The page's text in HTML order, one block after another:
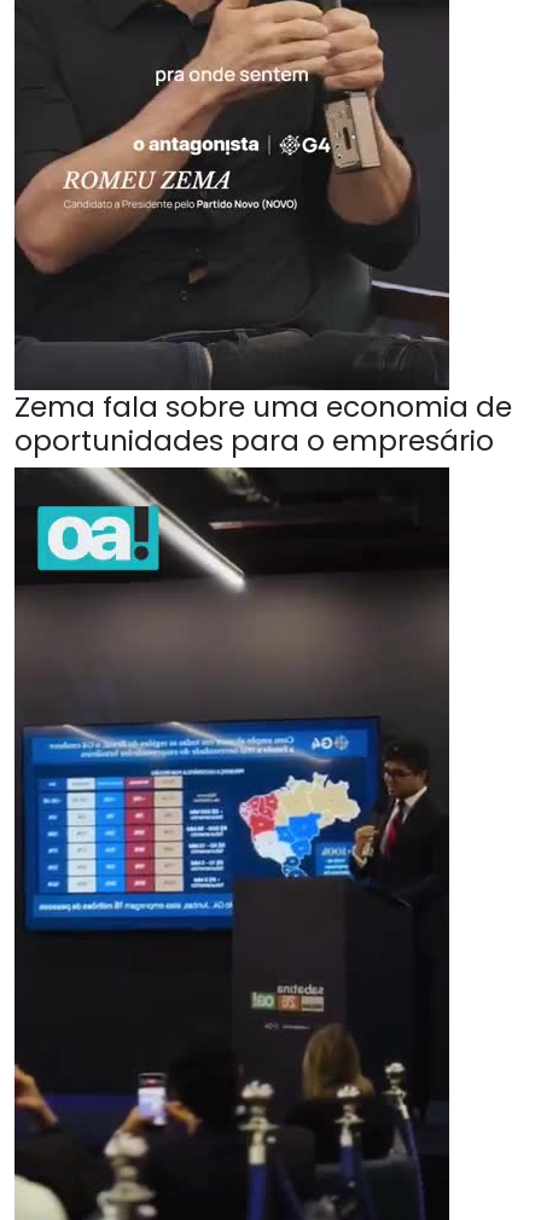
Zema fala sobre uma economia de
oportunidades para o empresário